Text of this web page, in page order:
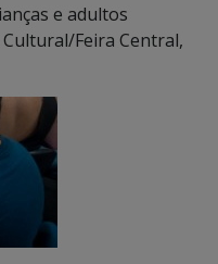
e adultos
Feira Central,